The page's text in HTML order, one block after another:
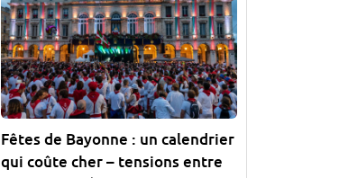
Fêtes de Bayonne : un calendrier
qui coûte cher – tensions entre